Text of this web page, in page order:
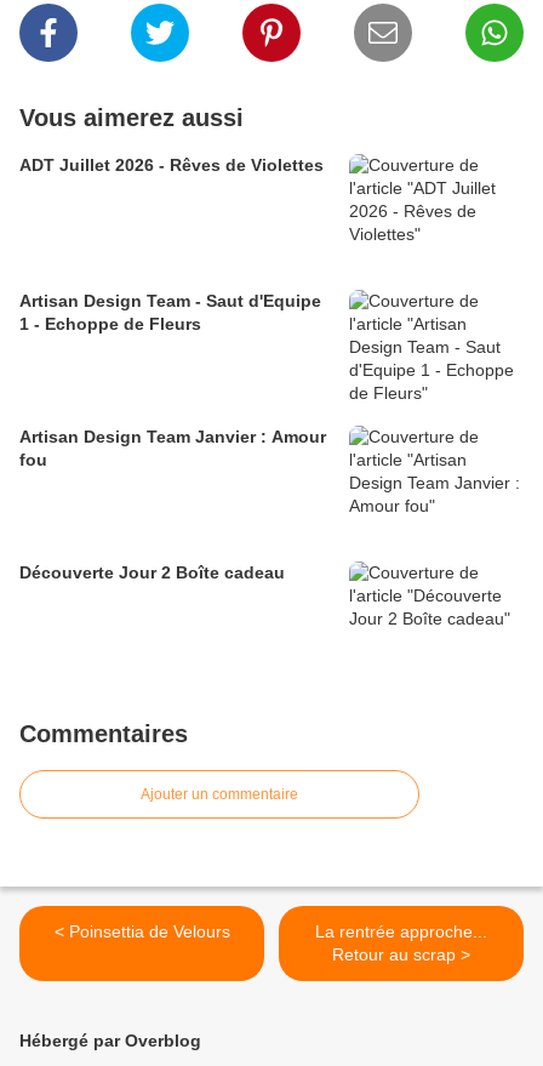
Vous aimerez aussi
ADT Juillet 2026 - Rêves de Violettes
Artisan Design Team - Saut d'Equipe
1 - Echoppe de Fleurs
Artisan Design Team Janvier : Amour
fou
Découverte Jour 2 Boîte cadeau
Commentaires
Ajouter un commentaire
< Poinsettia de Velours
La rentrée approche...
Retour au scrap >
Hébergé par Overblog